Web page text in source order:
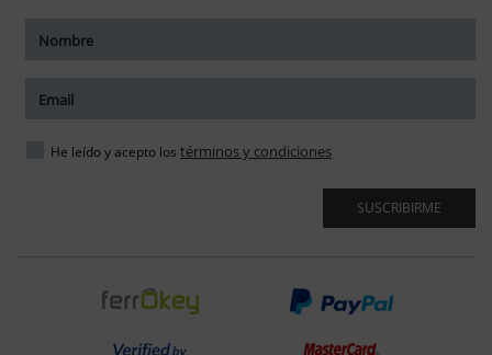
He leído y acepto los términos y condiciones
SUSCRIBIRME
tamaño del texto
del texto
espaciado del texto